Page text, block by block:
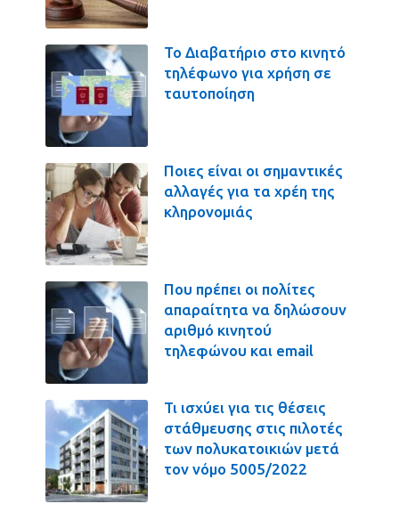
Το Διαβατήριο στο κινητό
τηλέφωνο για χρήση σε
ταυτοποίηση
Ποιες είναι οι σημαντικές
αλλαγές για τα χρέη της
κληρονομιάς
Που πρέπει οι πολίτες
απαραίτητα να δηλώσουν
αριθμό κινητού
τηλεφώνου και email
Τι ισχύει για τις θέσεις
στάθμευσης στις πιλοτές
των πολυκατοικιών μετά
τον νόμο 5005/2022